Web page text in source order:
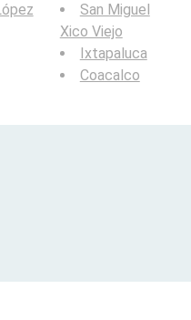
San Miguel
Xico Viejo
Ixtapaluca
Coacalco